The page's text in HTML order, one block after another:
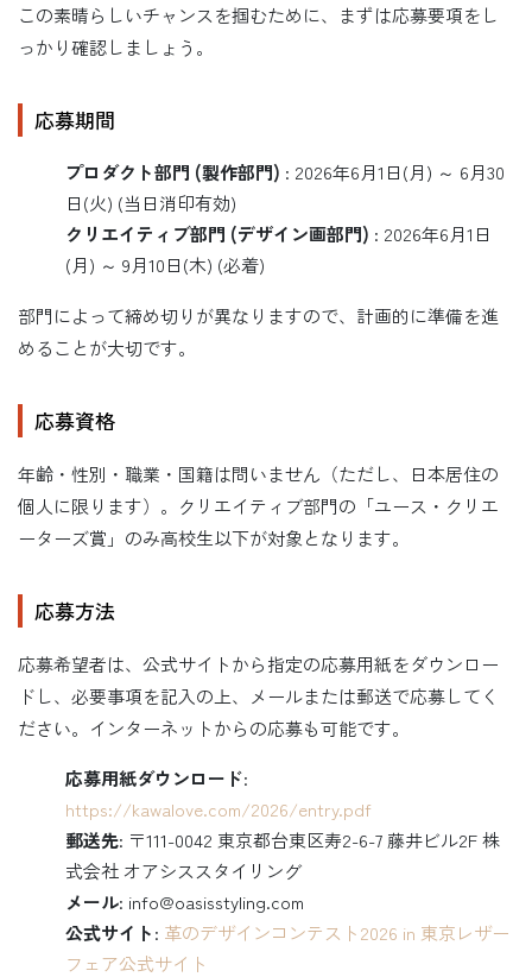
この素晴らしいチャンスを掴むために、まずは応募要項をし
っかり確認しましょう。
応募期間
プロダクト部門 (製作部門) : 2026年6月1日(月) ～ 6月30
日(火) (当日消印有効)
クリエイティブ部門 (デザイン画部門) : 2026年6月1日
(月) ～ 9月10日(木) (必着)
部門によって締め切りが異なりますので、計画的に準備を進
めることが大切です。
応募資格
年齢・性別・職業・国籍は問いません（ただし、日本居住の
個人に限ります）。クリエイティブ部門の「ユース・クリエ
ーターズ賞」のみ高校生以下が対象となります。
応募方法
応募希望者は、公式サイトから指定の応募用紙をダウンロー
ドし、必要事項を記入の上、メールまたは郵送で応募してく
ださい。インターネットからの応募も可能です。
応募用紙ダウンロード:
https://kawalove.com/2026/entry.pdf
郵送先: 〒111-0042 東京都台東区寿2-6-7 藤井ビル2F 株
式会社 オアシススタイリング
メール: info@oasisstyling.com
公式サイト: 革のデザインコンテスト2026 in 東京レザー
フェア公式サイト